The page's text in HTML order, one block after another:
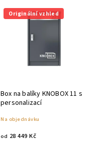
Originální vzhled
Box na balíky KNOBOX 11 s
personalizací
Na objednávku
od 28 449 Kč